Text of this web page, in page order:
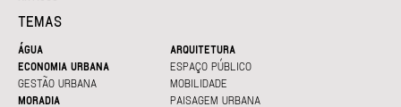
TEMAS
ÁGUA
ARQUITETURA
ECONOMIA URBANA
ESPAÇO PÚBLICO
GESTÃO URBANA
MOBILIDADE
MORADIA
PAISAGEM URBANA